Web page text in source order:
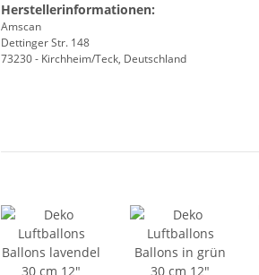
Herstellerinformationen:
Amscan
Dettinger Str. 148
73230 - Kirchheim/Teck, Deutschland